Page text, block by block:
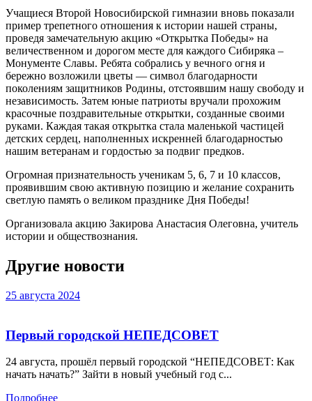
Учащиеся Второй Новосибирской гимназии вновь показали
пример трепетного отношения к истории нашей страны,
проведя замечательную акцию «Открытка Победы» на
величественном и дорогом месте для каждого Сибиряка –
Монументе Славы. Ребята собрались у вечного огня и
бережно возложили цветы — символ благодарности
поколениям защитников Родины, отстоявшим нашу свободу и
независимость. Затем юные патриоты вручали прохожим
красочные поздравительные открытки, созданные своими
руками. Каждая такая открытка стала маленькой частицей
детских сердец, наполненных искренней благодарностью
нашим ветеранам и гордостью за подвиг предков.
Огромная признательность ученикам 5, 6, 7 и 10 классов,
проявившим свою активную позицию и желание сохранить
светлую память о великом празднике Дня Победы!
Организовала акцию Закирова Анастасия Олеговна, учитель
истории и обществознания.
Другие новости
25 августа 2024
Первый городской НЕПЕДСОВЕТ
24 августа, прошёл первый городской “НЕПЕДСОВЕТ: Как
начать начать?” Зайти в новый учебный год с...
Подробнее